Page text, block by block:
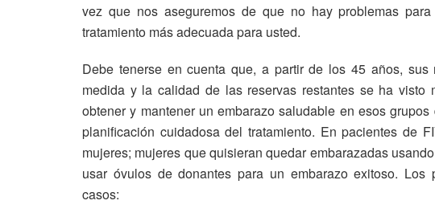
vez que nos aseguremos de que no hay problemas
tratamiento más adecuada para usted.
Debe tenerse en cuenta que, a partir de los 45 años,
medida y la calidad de las reservas restantes se ha visto
obtener y mantener un embarazo saludable en esos
planificación cuidadosa del tratamiento. En pacientes de
mujeres; mujeres que quisieran quedar embarazadas
usar óvulos de donantes para un embarazo exitoso. Los
casos: